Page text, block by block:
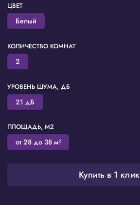
Купить в 1 клик
ЦВЕТ
Белый
КОЛИЧЕСТВО КОМНАТ
2
УРОВЕНЬ ШУМА, ДБ
21 дБ
ПЛОЩАДЬ, М2
от 28 до 38 м²